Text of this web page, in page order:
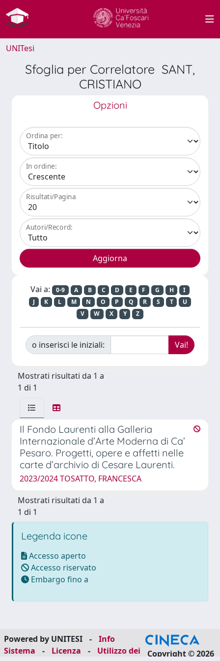
UNITesi
Sfoglia per Correlatore SANT,
CRISTIANO
Opzioni
Ordina per:
In ordine:
Risultati/Pagina
Autori/Record:
Vai a: 0-9 A B C D E F G H
I
J
K L M N O P Q R S T
U
V
W X Y Z
o inserisci le iniziali:
Mostrati risultati da 1 a
1 di 1
Il Fondo Laurenti alla Galleria
Internazionale d’Arte Moderna di Ca’
Pesaro. Progetti, opere e affetti nelle
carte d’archivio di Cesare Laurenti.
2023/2024 TOSATTO, FRANCESCA
Mostrati risultati da 1 a
1 di 1
Legenda icone
Accesso aperto
Accesso riservato
Embargo fino a
Powered by UNITESI -
Info
Sistema
- Licenza -
Utilizzo dei
Copyright © 2026